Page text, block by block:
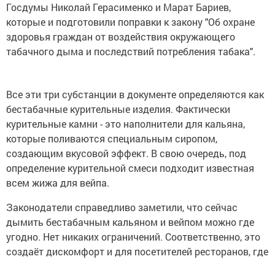
Госдумы Николай Герасименко и Марат Бариев,
которые и подготовили поправки к закону "Об охране
здоровья граждан от воздействия окружающего
табачного дыма и последствий потребления табака".
Все эти три субстанции в документе определяются как
бестабачные курительные изделия. Фактически
курительные камни - это наполнители для кальяна,
которые поливаются специальным сиропом,
создающим вкусовой эффект. В свою очередь, под
определение курительной смеси подходит известная
всем жижа для вейпа.
Законодатели справедливо заметили, что сейчас
дымить бестабачным кальяном и вейпом можно где
угодно. Нет никаких ограничений. Соответственно, это
создаёт дискомфорт и для посетителей ресторанов, где